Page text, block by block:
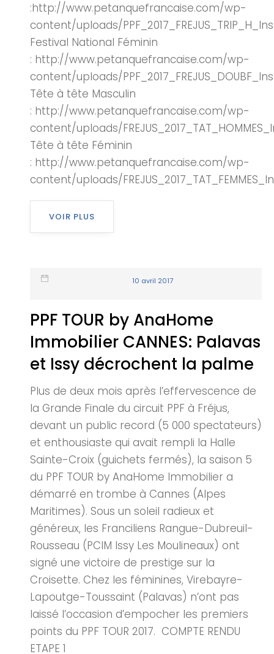
:http://www.petanquefrancaise.com/wp-
content/uploads/
Festival National Féminin
: http://www.petanquefrancaise.com/wp-
content/uploads/
Tête à tête Masculin
: http://www.petanquefrancaise.com/wp-
content/uploads/
Tête à tête Féminin
: http://www.petanquefrancaise.com/wp-
content/uploads/
VOIR PLUS
10 avril 2017
PPF TOUR by AnaHome
Immobilier CANNES: Palavas
et Issy décrochent la palme
Plus de deux mois après l’effervescence de
la Grande Finale du circuit PPF à Fréjus,
devant un public record (5 000 spectateurs)
et enthousiaste qui avait rempli la Halle
Sainte-Croix (guichets fermés), la saison 5
du PPF TOUR by AnaHome Immobilier a
démarré en trombe à Cannes (Alpes
Maritimes). Sous un soleil radieux et
généreux, les Franciliens Rangue-Dubreuil-
Rousseau (PCIM Issy Les Moulineaux) ont
signé une victoire de prestige sur la
Croisette. Chez les féminines, Virebayre-
Lapoutge-Toussaint (Palavas) n’ont pas
laissé l’occasion d’empocher les premiers
points du PPF TOUR 2017. COMPTE RENDU
ETAPE 1